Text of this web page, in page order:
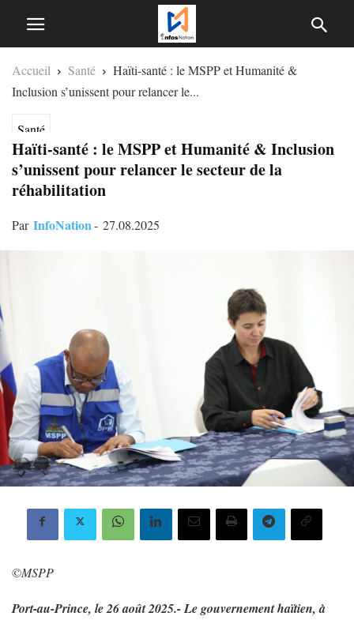
Accueil Santé
Haïti-santé : le MSPP et Humanité &
Inclusion s’unissent pour relancer le...
Santé
Haïti-santé : le MSPP et Humanité & Inclusion
s’unissent pour relancer le secteur de la
réhabilitation
Par InfoNation- 27.08.2025
©️MSPP
Port-au-Prince, le 26 août 2025.- Le gouvernement haïtien, à